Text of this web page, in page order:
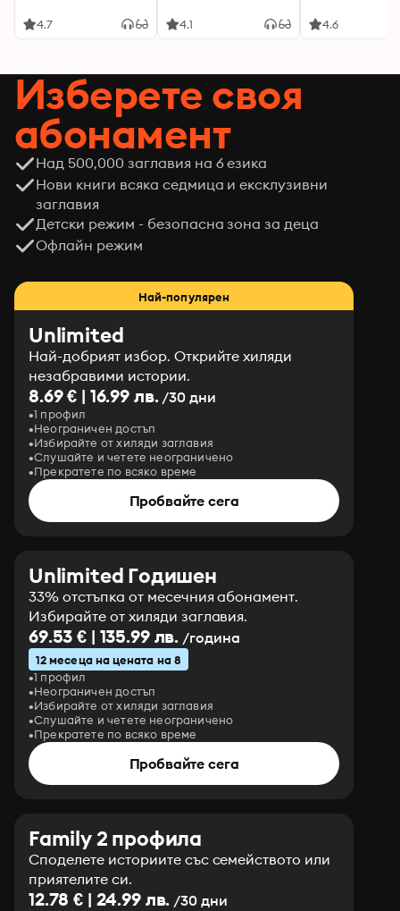
4.7 4.1 4.6
Изберете своя
абонамент
Над 500,000 заглавия на 6 езика
Нови книги всяка седмица и ексклузивни
заглавия
Детски режим - безопасна зона за деца
Офлайн режим
Най-популярен
Unlimited
Най-добрият избор. Открийте хиляди
незабравими истории.
8.69 € | 16.99 лв./30 дни
1 профил
Неограничен достъп
Избирайте от хиляди заглавия
Слушайте и четете неограничено
Прекратете по всяко време
Пробвайте сега
Unlimited Годишен
33% отстъпка от месечния абонамент.
Избирайте от хиляди заглавия.
69.53 € | 135.99 лв. /година
12 месеца на цената на 8
1 профил
Неограничен достъп
Избирайте от хиляди заглавия
Слушайте и четете неограничено
Прекратете по всяко време
Пробвайте сега
Family 2 профила
Споделете историите със семейството или
приятелите си.
12.78 € | 24.99 лв. /30 дни